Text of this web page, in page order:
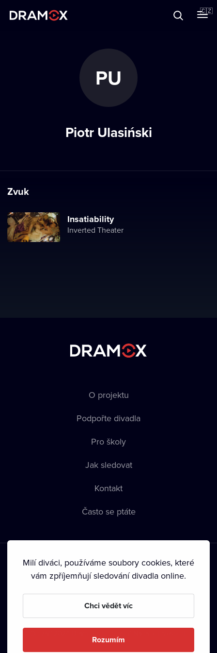
🇨🇿
PU
Piotr Ulasiński
Zvuk
Insatiability
Inverted Theater
O projektu
Podpořte divadla
Pro školy
Jak sledovat
Kontakt
Často se ptáte
Podmínky používání • Ochrana soukromí • Zásady používání
• Autorská práva•
Milí diváci, používáme soubory cookies, které
vám zpříjemňují sledování divadla online.
Chci vědět víc
Rozumím